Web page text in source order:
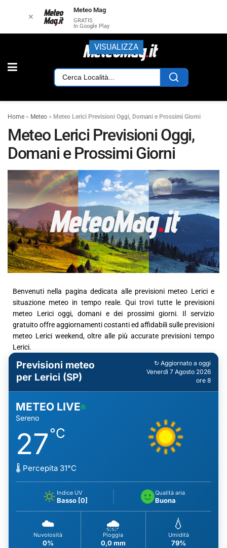
Home » Meteo » Meteo Lerici Previsioni Oggi, Domani e Prossimi Giorni
Meteo Lerici Previsioni Oggi,
Domani e Prossimi Giorni
Benvenuti nella pagina dedicata alle previsioni meteo Lerici e
situazione meteo in tempo reale. Qui trovi tutte le previsioni
meteo Lerici oggi, domani e dei prossimi giorni. Il servizio
gratuito offre aggiornamenti costanti ed affidabili sulle previsioni
meteo Lerici weekend, oltre alle più accurate previsioni tempo
Lerici.
Previsioni meteo
per Lerici (SP)
↻ Aggiornato a oggi
Venerdì 7 Agosto 2026
ore 8
METEO LIVE
Sereno
27°C
🌡️ Percepita 31°C
Indice UV
Basso [0]
Qualità aria
Buona
☁️
Nuvolosità
0%
🌧️
Pioggia
0,0 mm
💧
Umidità
79%
✕
Meteo Mag
GRATIS
In Google Play
VISUALIZZA